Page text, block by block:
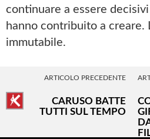
continuare a essere
hanno contribuito a creare.
immutabile.
ARTICOLO PRECEDENTE
CARUSO BATTE
TUTTI SUL TEMPO